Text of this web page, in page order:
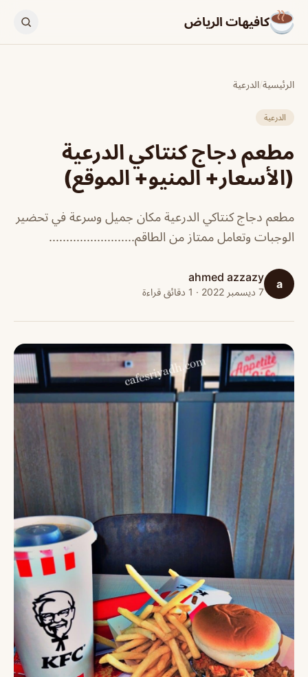
كافيهات الرياض
الرئيسية/الدرعية
الدرعية
مطعم دجاج كنتاكي الدرعية
(الأسعار+ المنيو+ الموقع)
مطعم دجاج كنتاكي الدرعية مكان جميل وسرعة في تحضير
الوجبات وتعامل ممتاز من الطاقم.........................
a
ahmed azzazy
7 ديسمبر 2022 · 1 دقائق قراءة